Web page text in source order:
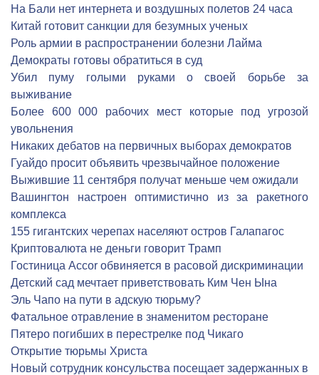
На Бали нет интернета и воздушных полетов 24 часа
Китай готовит санкции для безумных ученых
Роль армии в распространении болезни Лайма
Демократы готовы обратиться в суд
Убил пуму голыми руками о своей борьбе за
выживание
Более 600 000 рабочих мест которые под угрозой
увольнения
Никаких дебатов на первичных выборах демократов
Гуайдо просит объявить чрезвычайное положение
Выжившие 11 сентября получат меньше чем ожидали
Вашингтон настроен оптимистично из за ракетного
комплекса
155 гигантских черепах населяют остров Галапагос
Криптовалюта не деньги говорит Трамп
Гостиница Accor обвиняется в расовой дискриминации
Детский сад мечтает приветствовать Ким Чен Ына
Эль Чапо на пути в адскую тюрьму?
Фатальное отравление в знаменитом ресторане
Пятеро погибших в перестрелке под Чикаго
Открытие тюрьмы Христа
Новый сотрудник консульства посещает задержанных в